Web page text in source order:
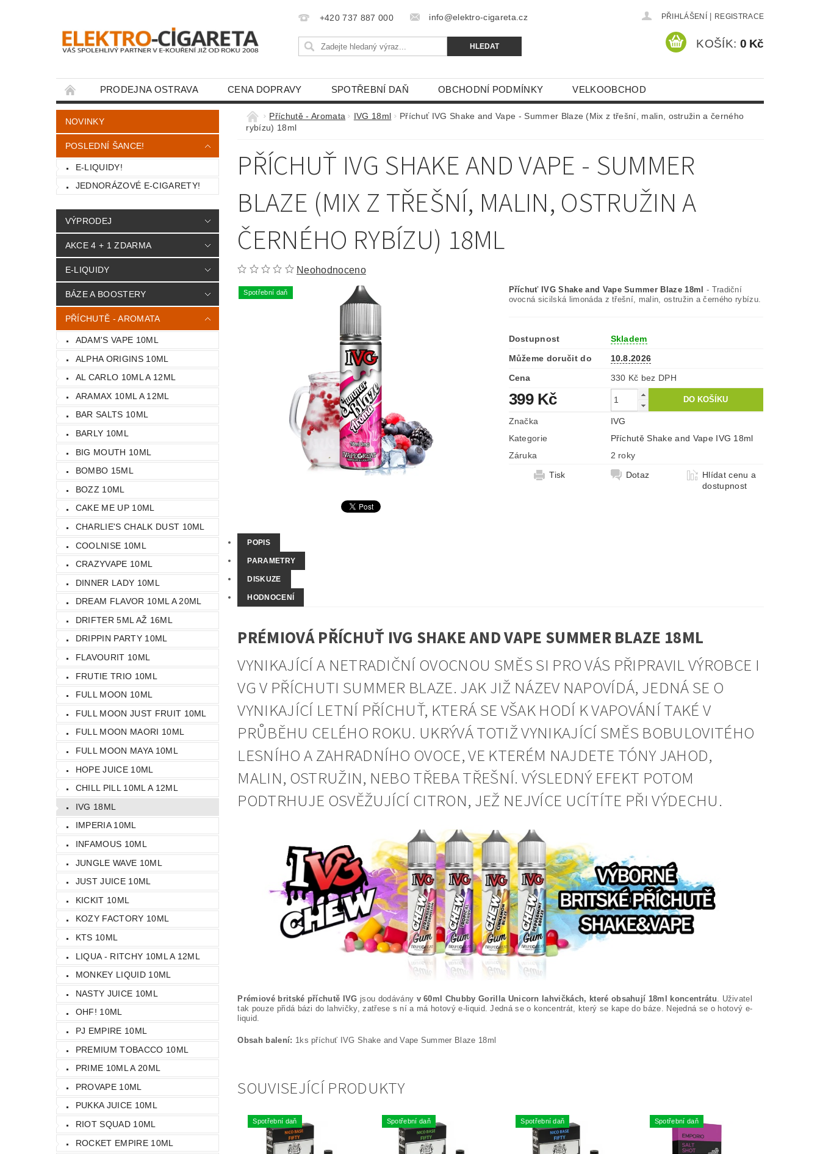
+420 737 887 000 info@elektro-cigareta.cz PŘIHLÁŠENÍ REGISTRACE
KOŠÍK: 0 Kč
PRODEJNA OSTRAVA CENA DOPRAVY SPOTŘEBNÍ DAŇ OBCHODNÍ PODMÍNKY VELKOOBCHOD
KONTAKTY
NOVINKY
POSLEDNÍ ŠANCE!
E-LIQUIDY!
JEDNORÁZOVÉ E-CIGARETY!
VÝPRODEJ
AKCE 4 + 1 ZDARMA
E-LIQUIDY
BÁZE A BOOSTERY
PŘÍCHUTĚ - AROMATA
ADAM'S VAPE 10ML
ALPHA ORIGINS 10ML
AL CARLO 10ML A 12ML
ARAMAX 10ML A 12ML
BAR SALTS 10ML
BARLY 10ML
BIG MOUTH 10ML
BOMBO 15ML
BOZZ 10ML
CAKE ME UP 10ML
CHARLIE'S CHALK DUST 10ML
COOLNISE 10ML
CRAZYVAPE 10ML
DINNER LADY 10ML
DREAM FLAVOR 10ML A 20ML
DRIFTER 5ML AŽ 16ML
DRIPPIN PARTY 10ML
FLAVOURIT 10ML
FRUTIE TRIO 10ML
FULL MOON 10ML
FULL MOON JUST FRUIT 10ML
FULL MOON MAORI 10ML
FULL MOON MAYA 10ML
HOPE JUICE 10ML
CHILL PILL 10ML A 12ML
IVG 18ML
IMPERIA 10ML
INFAMOUS 10ML
JUNGLE WAVE 10ML
JUST JUICE 10ML
KICKIT 10ML
KOZY FACTORY 10ML
KTS 10ML
LIQUA - RITCHY 10ML A 12ML
MONKEY LIQUID 10ML
NASTY JUICE 10ML
OHF! 10ML
PJ EMPIRE 10ML
PREMIUM TOBACCO 10ML
PRIME 10ML A 20ML
PROVAPE 10ML
PUKKA JUICE 10ML
RIOT SQUAD 10ML
ROCKET EMPIRE 10ML
Příchutě - Aromata IVG 18ml
Příchuť IVG Shake and Vape - Summer Blaze (Mix z třešní, malin, ostružin a černého
rybízu) 18ml
PŘÍCHUŤ IVG SHAKE AND VAPE - SUMMER
BLAZE (MIX Z TŘEŠNÍ, MALIN, OSTRUŽIN A
ČERNÉHO RYBÍZU) 18ML
Neohodnoceno
Spotřební daň Příchuť IVG Shake and Vape Summer Blaze 18ml
- Tradiční
ovocná sicilská limonáda z třešní, malin, ostružin a černého rybízu.
Dostupnost
Skladem
Můžeme doručit do
10.8.2026
Cena
330 Kč bez DPH
399 Kč
Značka
IVG
Kategorie
Příchutě Shake and Vape IVG 18ml
Záruka
2 roky
Tisk
Dotaz
Hlídat cenu a
dostupnost
POPIS
PARAMETRY
DISKUZE
HODNOCENÍ
PRÉMIOVÁ PŘÍCHUŤ IVG SHAKE AND VAPE SUMMER BLAZE 18ML
VYNIKAJÍCÍ A NETRADIČNÍ OVOCNOU SMĚS SI PRO VÁS PŘIPRAVIL VÝROBCE I
VG V PŘÍCHUTI SUMMER BLAZE. JAK JIŽ NÁZEV NAPOVÍDÁ, JEDNÁ SE O
VYNIKAJÍCÍ LETNÍ PŘÍCHUŤ, KTERÁ SE VŠAK HODÍ K VAPOVÁNÍ TAKÉ V
PRŮBĚHU CELÉHO ROKU. UKRÝVÁ TOTIŽ VYNIKAJÍCÍ SMĚS BOBULOVITÉHO
LESNÍHO A ZAHRADNÍHO OVOCE, VE KTERÉM NAJDETE TÓNY JAHOD,
MALIN, OSTRUŽIN, NEBO TŘEBA TŘEŠNÍ. VÝSLEDNÝ EFEKT POTOM
PODTRHUJE OSVĚŽUJÍCÍ CITRON, JEŽ NEJVÍCE UCÍTÍTE PŘI VÝDECHU.
Prémiové britské příchutě IVG jsou dodávány v 60ml Chubby Gorilla Unicorn lahvičkách, které obsahují 18ml koncentrátu. Uživatel
tak pouze přidá bázi do lahvičky, zatřese s ní a má hotový e-liquid. Jedná se o koncentrát, který se kape do báze. Nejedná se o hotový e-
liquid.
Obsah balení: 1ks příchuť IVG Shake and Vape Summer Blaze 18ml
SOUVISEJÍCÍ PRODUKTY
Spotřební daň Spotřební daň Spotřební daň Spotřební daň